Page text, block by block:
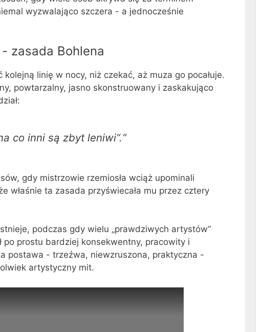
wyzwalająco szczera - a jednocześnie
zasada Bohlena
linię w nocy, niż czekać, aż muza go pocałuje.
powtarzalny, jasno skonstruowany i zaskakująco
co inni są zbyt leniwi“.“
gdy mistrzowie rzemiosła wciąż upominali
właśnie ta zasada przyświecała mu przez cztery
podczas gdy wielu „prawdziwych artystów“
po prostu bardziej konsekwentny, pracowity i
postawa - trzeźwa, niewzruszona, praktyczna -
artystyczny mit.